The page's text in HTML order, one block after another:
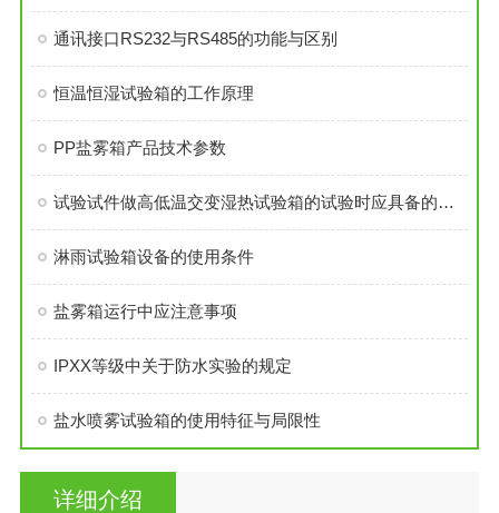
通讯接口RS232与RS485的功能与区别
恒温恒湿试验箱的工作原理
PP盐雾箱产品技术参数
试验试件做高低温交变湿热试验箱的试验时应具备的试验条件
淋雨试验箱设备的使用条件
盐雾箱运行中应注意事项
IPXX等级中关于防水实验的规定
盐水喷雾试验箱的使用特征与局限性
详细介绍